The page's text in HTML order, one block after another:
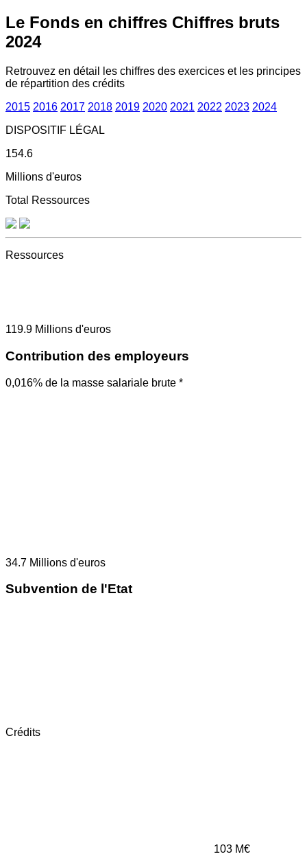
Le Fonds en chiffres Chiffres bruts
2024
Retrouvez en détail les chiffres des exercices et les principes
de répartition des crédits
2015 2016 2017 2018 2019 2020 2021 2022 2023 2024
DISPOSITIF LÉGAL
154.6
Millions d'euros
Total Ressources
Ressources
119.9 Millions d'euros
Contribution des employeurs
0,016% de la masse salariale brute *
34.7 Millions d'euros
Subvention de l'Etat
Crédits
103 M€